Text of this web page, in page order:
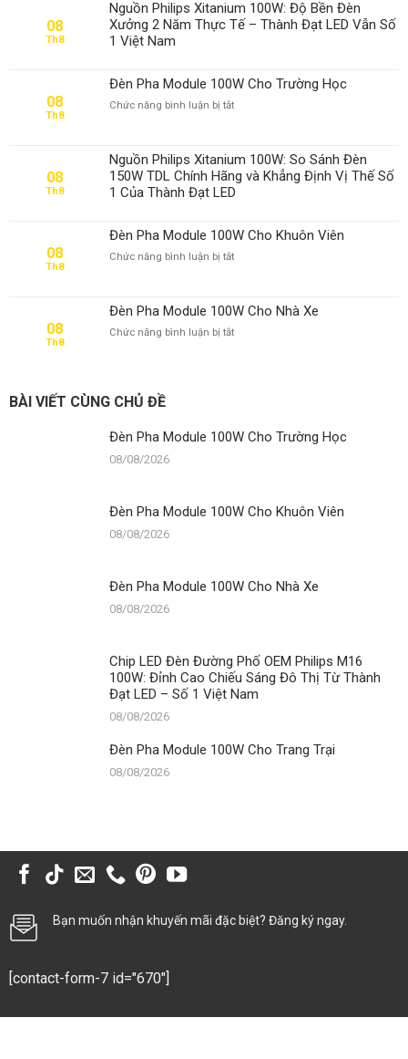
08
Th8
Nguồn Philips Xitanium 100W: Độ Bền Đèn
Xưởng 2 Năm Thực Tế – Thành Đạt LED Vẫn Số
1 Việt Nam
08
Th8
Đèn Pha Module 100W Cho Trường Học
Chức năng bình luận bị tắtở
100W
Cho
Trường
08
Th8
Nguồn Philips Xitanium 100W: So Sánh Đèn
150W TDL Chính Hãng và Khẳng Định Vị Thế Số
1 Của Thành Đạt LED
08
Th8
Đèn Pha Module 100W Cho Khuôn Viên
Chức năng bình luận bị tắtở
100W
Cho
08
Th8
Đèn Pha Module 100W Cho Nhà Xe
Chức năng bình luận bị tắtở
Xe
BÀI VIẾT CÙNG CHỦ ĐỀ
Đèn Pha Module 100W Cho Trường Học
08/08/2026
Đèn Pha Module 100W Cho Khuôn Viên
08/08/2026
Đèn Pha Module 100W Cho Nhà Xe
08/08/2026
Chip LED Đèn Đường Phố OEM Philips M16
100W: Đỉnh Cao Chiếu Sáng Đô Thị Từ Thành
Đạt LED – Số 1 Việt Nam
08/08/2026
Đèn Pha Module 100W Cho Trang Trại
08/08/2026
Bạn muốn nhận khuyến mãi đặc biệt? Đăng ký ngay.
[contact-form-7 id="670"]